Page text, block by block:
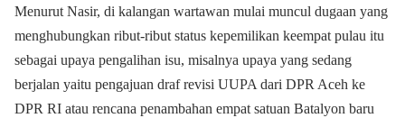
Menurut Nasir, di kalangan wartawan mulai muncul dugaan yang
menghubungkan ribut-ribut status kepemilikan keempat pulau itu
sebagai upaya pengalihan isu, misalnya upaya yang sedang
berjalan yaitu pengajuan draf revisi UUPA dari DPR Aceh ke
DPR RI atau rencana penambahan empat satuan Batalyon baru